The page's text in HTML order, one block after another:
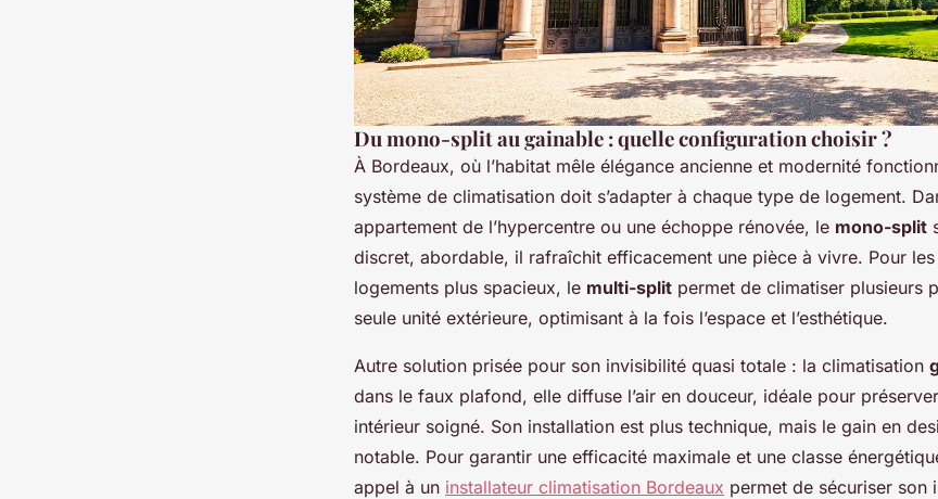
Du mono-split au gainable : quelle configuration choisir ?
À Bordeaux, où l’habitat mêle élégance ancienne et modernité
système de climatisation doit s’adapter à chaque type de logement.
appartement de l’hypercentre ou une échoppe rénovée, le mono-split
discret, abordable, il rafraîchit efficacement une pièce à vivre. Pour
logements plus spacieux, le multi-split permet de climatiser plusieurs
seule unité extérieure, optimisant à la fois l’espace et l’esthétique.
Autre solution prisée pour son invisibilité quasi totale : la climatisation
dans le faux plafond, elle diffuse l’air en douceur, idéale pour préserver
intérieur soigné. Son installation est plus technique, mais le gain en
notable. Pour garantir une efficacité maximale et une classe
appel à un installateur climatisation Bordeaux permet de sécuriser son